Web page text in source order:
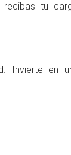
tu
Invierte en